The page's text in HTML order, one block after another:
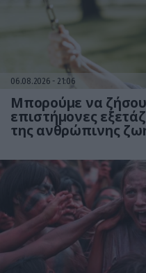
06.08.2026 21:06
Μπορούμε να
επιστήμονες
της ανθρώπινης